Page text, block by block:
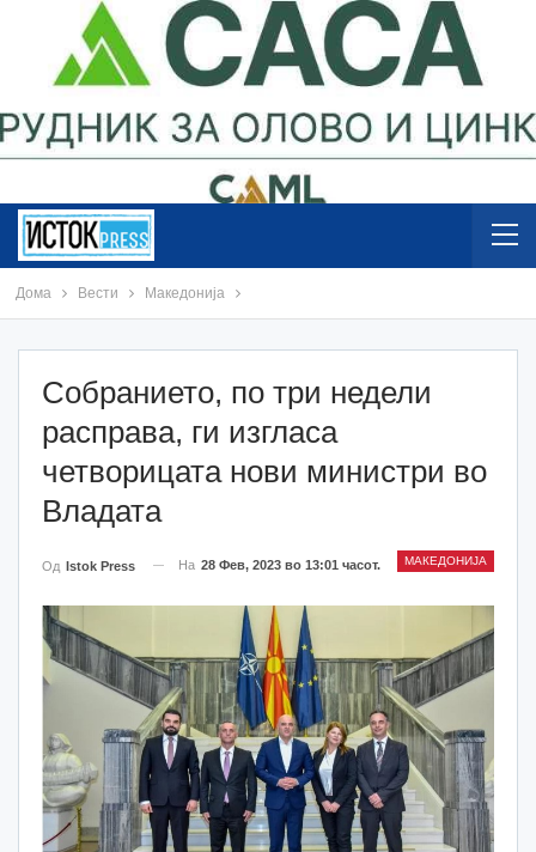
Дома Вести Македонија
Собранието, по три недели
расправа, ги изгласа
четворицата нови министри во
Владата
МАКЕДОНИЈА
Од Istok Press На 28 Фев, 2023 во 13:01 часот.